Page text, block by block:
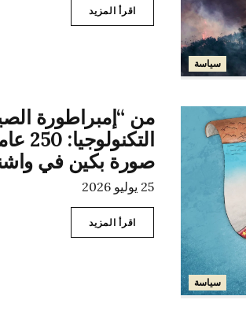
سياسة
اقرأ المزيد
سياسة
من “إمبراطورة
صورة بكين في
25 يوليو 2026
اقرأ المزيد